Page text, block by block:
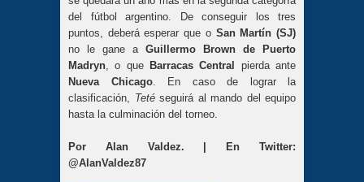
del fútbol argentino. De conseguir los tres
puntos, deberá esperar que o San Martín (SJ)
no le gane a Guillermo Brown de Puerto
Madryn, o que Barracas Central pierda ante
Nueva Chicago. En caso de lograr la
clasificación, Teté seguirá al mando del equipo
hasta la culminación del torneo.
Por Alan Valdez. | En Twitter:
@AlanValdez87